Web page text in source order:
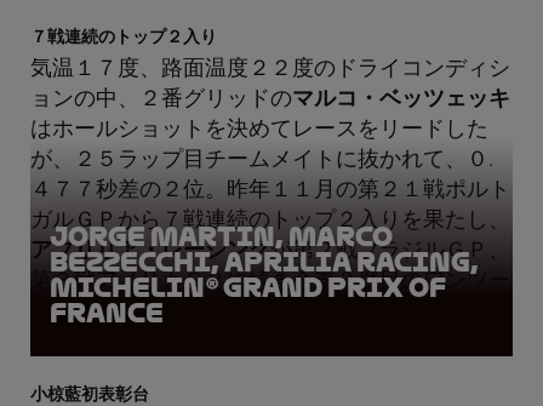
７戦連続のトップ２入り
気温１７度、路面温度２２度のドライコンディシ
ョンの中、２番グリッドのマルコ・ベッツェッキ
はホールショットを決めてレースをリードした
が、２５ラップ目チームメイトに抜かれて、０.
４７７秒差の２位。昨年１１月の第２１戦ポルト
ガルＧＰから７戦連続のトップ２入りを果たし、
アプリリア・レーシングが第２戦ブラジルＧＰ、
第３戦アメリカＧＰに続き今季３度目のワンツー
フィニッシュを達成。
Jorge Martin, Marco
Bezzecchi, Aprilia Racing,
Michelin® Grand Prix of
France
小椋藍初表彰台